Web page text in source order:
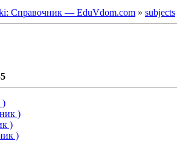
Справочник — EduVdom.com » subjects
)
)
)
)